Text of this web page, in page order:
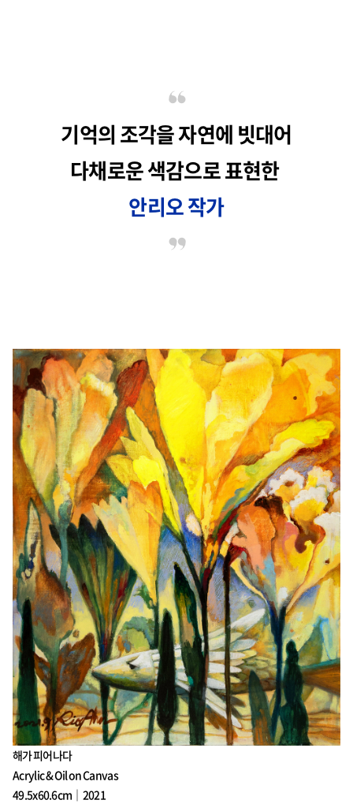
기억의 조각을 자연에 빗대어
다채로운 색감으로 표현한
안리오 작가
해가 피어나다
Acrylic & Oil on Canvas
49.5x60.6cm｜2021